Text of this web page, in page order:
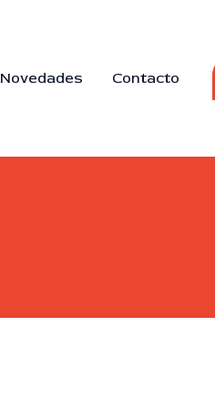
Novedades Contacto